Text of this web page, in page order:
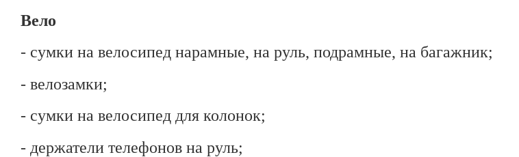
Вело
- сумки на велосипед нарамные, на руль, подрамные, на багажник;
- велозамки;
- сумки на велосипед для колонок;
- держатели телефонов на руль;